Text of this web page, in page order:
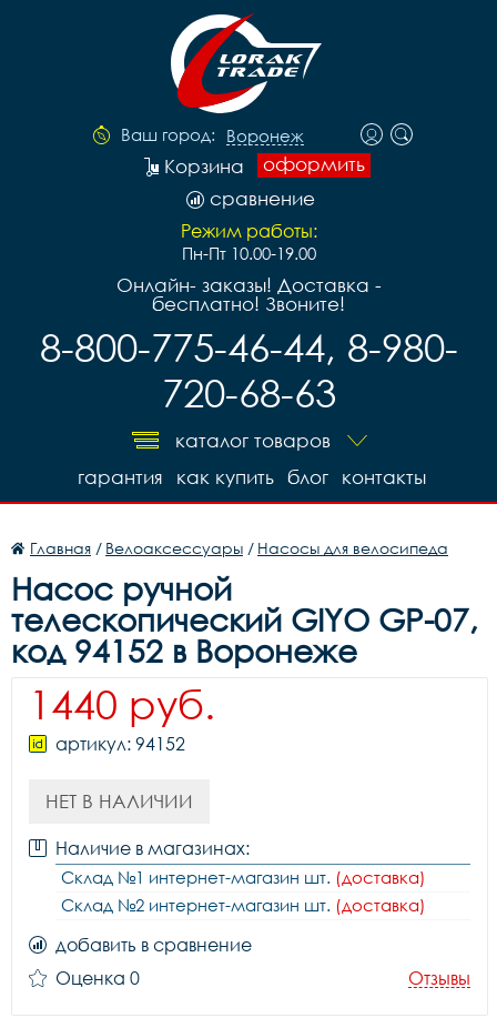
Ваш город: Воронеж
оформить
Корзина
сравнение
Режим работы:
Пн-Пт 10.00-19.00
Онлайн- заказы! Доставка -
бесплатно! Звоните!
8-800-775-46-44, 8-980-
720-68-63
каталог товаров
контакты
блог
как купить
гарантия
Главная / Велоаксессуары / Насосы для велосипеда
Насос ручной
телескопический GIYO GP-07,
код 94152 в Воронеже
1440 руб.
артикул: 94152
НЕТ В НАЛИЧИИ
Наличие в магазинах:
Склад №1 интернет-магазин шт. (доставка)
Склад №2 интернет-магазин шт. (доставка)
добавить в сравнение
Оценка 0
Отзывы